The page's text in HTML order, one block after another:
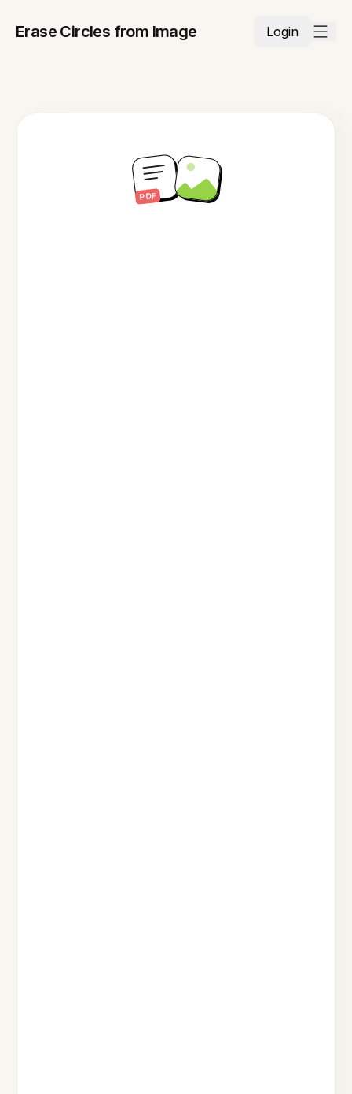
Erase Circles from Image Login